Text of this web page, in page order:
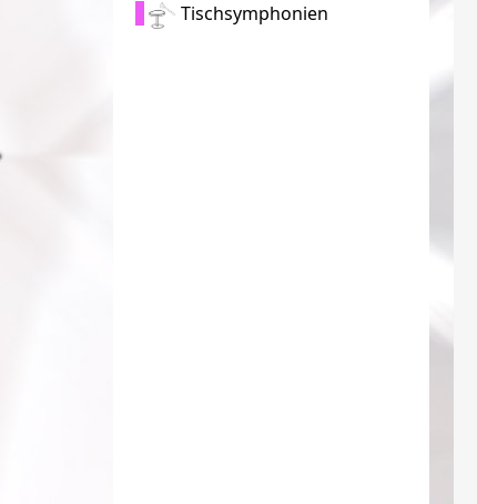
Tischsymphonien